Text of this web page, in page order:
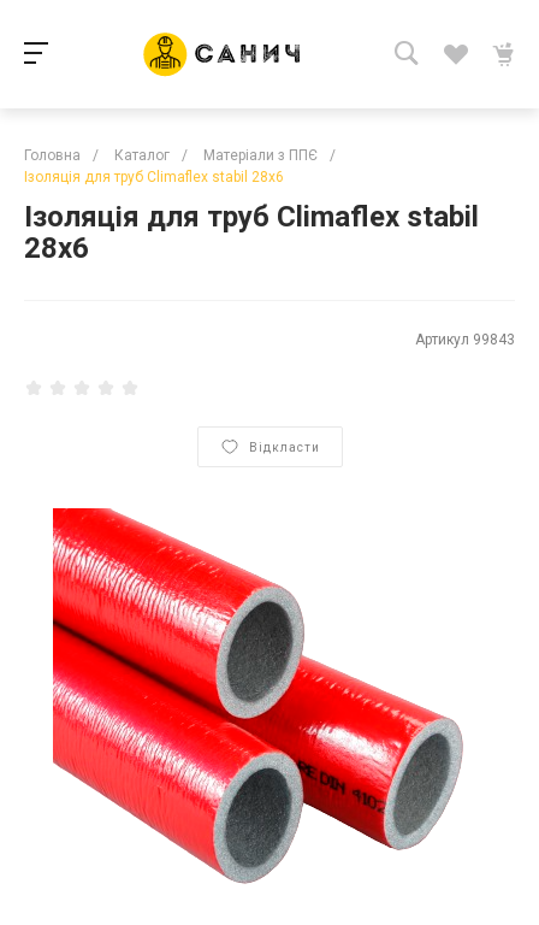
Головна / Каталог / Матеріали з ППЄ
/
Ізоляція для труб Climaflex stabil 28х6
Ізоляція для труб Climaflex stabil
28х6
Артикул 99843
Відкласти